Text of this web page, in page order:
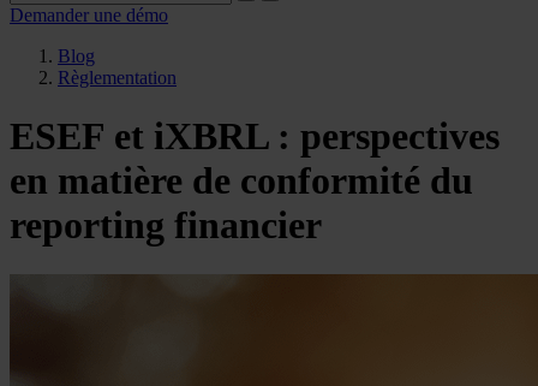
Demander une démo
Blog
Règlementation
ESEF et iXBRL : perspectives
en matière de conformité du
reporting financier